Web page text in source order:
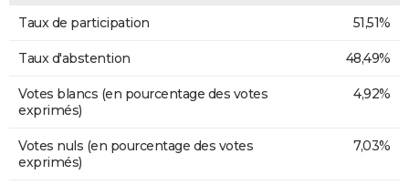
Taux de participation 51,51%
Taux d'abstention 48,49%
Votes blancs (en pourcentage des votes
exprimés)
4,92%
Votes nuls (en pourcentage des votes
exprimés)
7,03%